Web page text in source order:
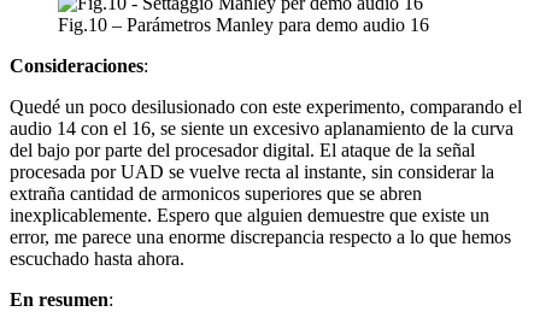
Fig.10 – Parámetros Manley para demo audio 16
Consideraciones:
Quedé un poco desilusionado con este experimento, comparando el
audio 14 con el 16, se siente un excesivo aplanamiento de la curva
del bajo por parte del procesador digital. El ataque de la señal
procesada por UAD se vuelve recta al instante, sin considerar la
extraña cantidad de armonicos superiores que se abren
inexplicablemente. Espero que alguien demuestre que existe un
error, me parece una enorme discrepancia respecto a lo que hemos
escuchado hasta ahora.
En resumen: